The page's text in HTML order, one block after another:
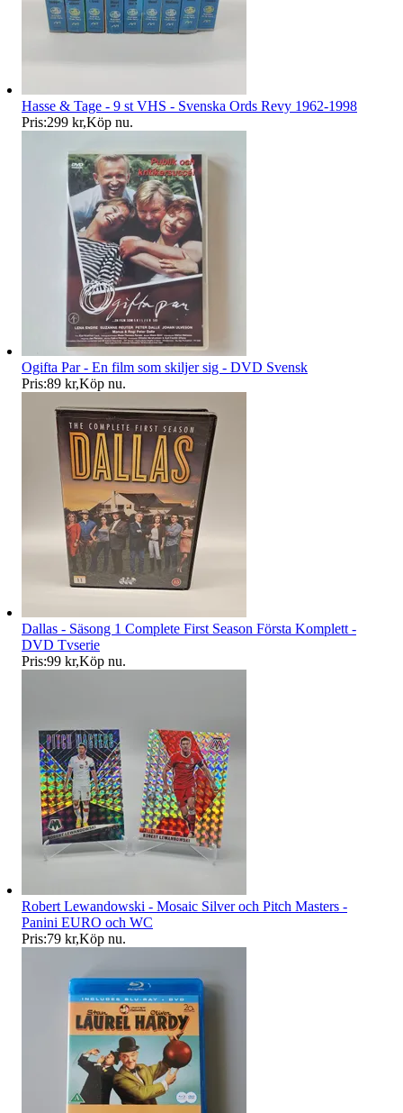
Hasse & Tage - 9 st VHS - Svenska Ords Revy 1962-1998
Pris:299 kr,Köp nu.
Ogifta Par - En film som skiljer sig - DVD Svensk
Pris:89 kr,Köp nu.
Dallas - Säsong 1 Complete First Season Första Komplett -
DVD Tvserie
Pris:99 kr,Köp nu.
Robert Lewandowski - Mosaic Silver och Pitch Masters -
Panini EURO och WC
Pris:79 kr,Köp nu.